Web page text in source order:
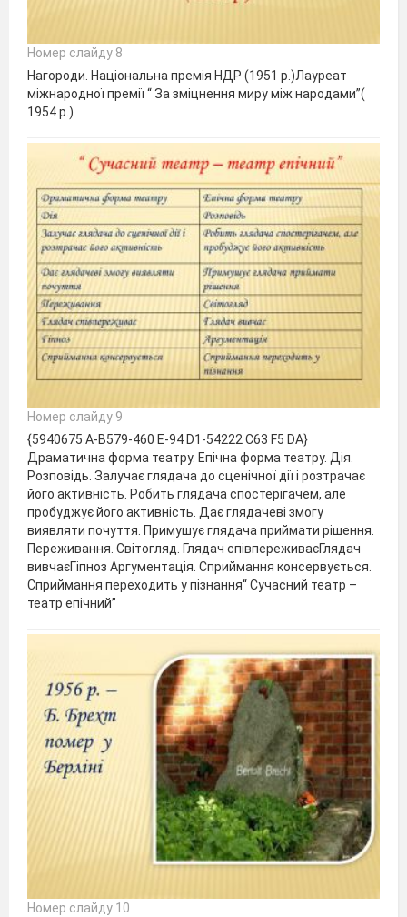
Номер слайду 8
Нагороди. Національна премія НДР (1951 р.)Лауреат
міжнародної премії “ За зміцнення миру між народами”(
1954 р.)
Номер слайду 9
{5940675 A-B579-460 E-94 D1-54222 C63 F5 DA}
Драматична форма театру. Епічна форма театру. Дія.
Розповідь. Залучає глядача до сценічної дії і розтрачає
його активність. Робить глядача спостерігачем, але
пробуджує його активність. Дає глядачеві змогу
виявляти почуття. Примушує глядача приймати рішення.
Переживання. Світогляд. Глядач співпереживаєГлядач
вивчаєГіпноз Аргументація. Сприймання консервується.
Сприймання переходить у пізнання“ Сучасний театр –
театр епічний”
Номер слайду 10